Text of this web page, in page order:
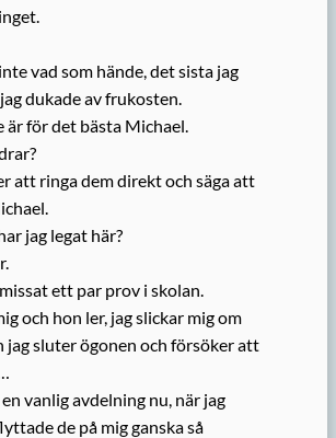
vad som hände, det sista jag
dukade av frukosten.
är för det bästa Michael.
att ringa dem direkt och säga att
jag legat här?
ett par prov i skolan.
och hon ler, jag slickar mig om
jag sluter ögonen och försöker att
en vanlig avdelning nu, när jag
de på mig ganska så